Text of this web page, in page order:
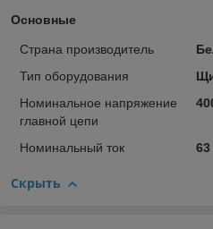
Основные
Страна производитель
Тип оборудования
Номинальное напряжение
главной цепи
Номинальный ток
Скрыть